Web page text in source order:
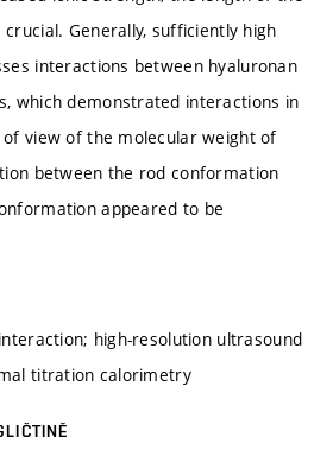
Generally, sufficiently high
interactions between hyaluronan
which demonstrated interactions in
view of the molecular weight of
between the rod conformation
appeared to be
high-resolution ultrasound
titration calorimetry